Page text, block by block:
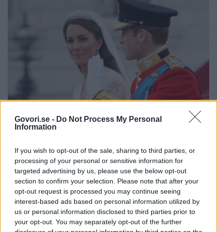
Govori.se - Do Not Process My Personal
Information
If you wish to opt-out of the sale, sharing to third parties, or
processing of your personal or sensitive information for
targeted advertising by us, please use the below opt-out
section to confirm your selection. Please note that after your
opt-out request is processed you may continue seeing
interest-based ads based on personal information utilized by
us or personal information disclosed to third parties prior to
your opt-out. You may separately opt-out of the further
2 / 2
profimedia
In medtem ko William in Kate praznujeta 14. obletnico
poroke, so se mnogi spomnili, kako nenavadna je bila
poroka, na katero sta povabila svoje bivše: na